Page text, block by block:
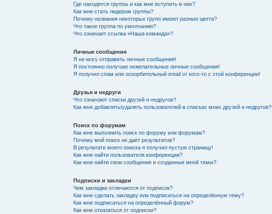
Где находятся группы и как мне вступить в них?
Как мне стать лидером группы?
Почему названия некоторых групп имеют разные цвета?
Что такое группа по умолчанию?
Что означает ссылка «Наша команда»?
Личные сообщения
Я не могу отправить личные сообщения!
Я постоянно получаю нежелательные личные сообщения!
Я получил спам или оскорбительный email от кого-то с этой конференции!
Друзья и недруги
Что означают списки друзей и недругов?
Как мне добавлять/удалять пользователей в списках моих друзей и недругов?
Поиск по форумам
Как мне выполнить поиск по форуму или форумам?
Почему мой поиск не даёт результатов?
В результате моего поиска я получил пустую страницу!
Как мне найти пользователя конференции?
Как мне найти свои сообщения и созданные мной темы?
Подписки и закладки
Чем закладки отличаются от подписок?
Как мне сделать закладку или подписаться на определённую тему?
Как мне подписаться на определённый форум?
Как мне отказаться от подписки?